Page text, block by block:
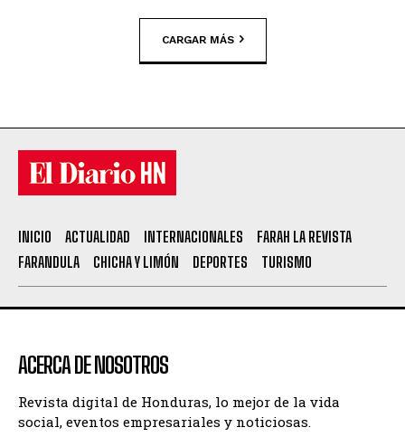
CARGAR MÁS
INICIO ACTUALIDAD INTERNACIONALES
FARAH LA REVISTA
FARANDULA
CHICHA Y LIMÓN DEPORTES TURISMO
ACERCA DE NOSOTROS
Revista digital de Honduras, lo mejor de la vida
social, eventos empresariales y noticiosas.